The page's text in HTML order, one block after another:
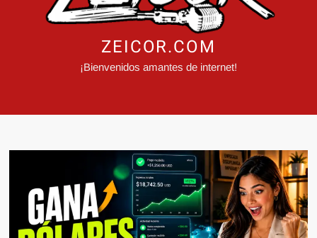
ZEICOR.COM
¡Bienvenidos amantes de internet!